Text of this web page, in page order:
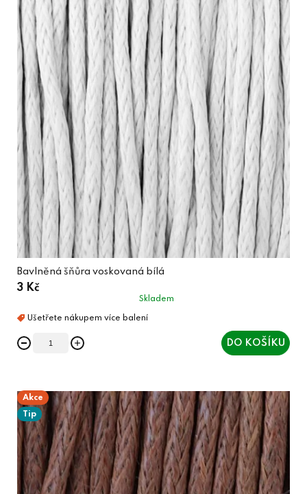
Bavlněná šňůra voskovaná bílá
3 Kč
Skladem
DO KOŠÍKU
Akce
Tip